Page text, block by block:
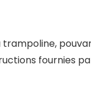
trampoline,
fournies